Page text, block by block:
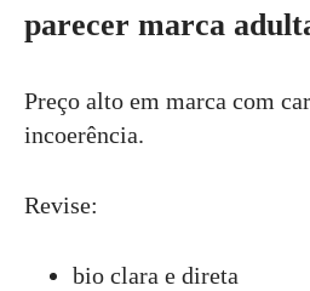
parecer marca
Preço alto em marca com
incoerência.
Revise:
bio clara e direta